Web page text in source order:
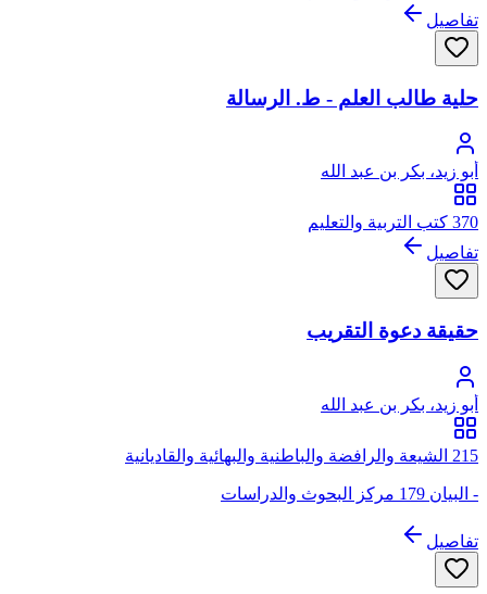
تفاصيل
حلية طالب العلم - ط. الرسالة
أبو زيد، بكر بن عبد الله
370 كتب التربية والتعليم
تفاصيل
حقيقة دعوة التقريب
أبو زيد، بكر بن عبد الله
215 الشيعة والرافضة والباطنية والبهائية والقاديانية
- البيان 179 مركز البحوث والدراسات
تفاصيل